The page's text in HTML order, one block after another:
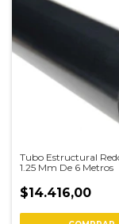
Tubo Estructural
1.25 Mm De 6 Metros
$14.416,00